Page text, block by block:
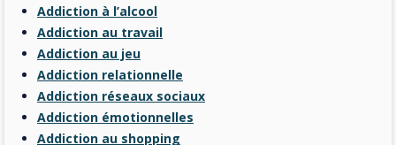
Addiction à l’alcool
Addiction au travail
Addiction au jeu
Addiction relationnelle
Addiction réseaux sociaux
Addiction émotionnelles
Addiction au shopping